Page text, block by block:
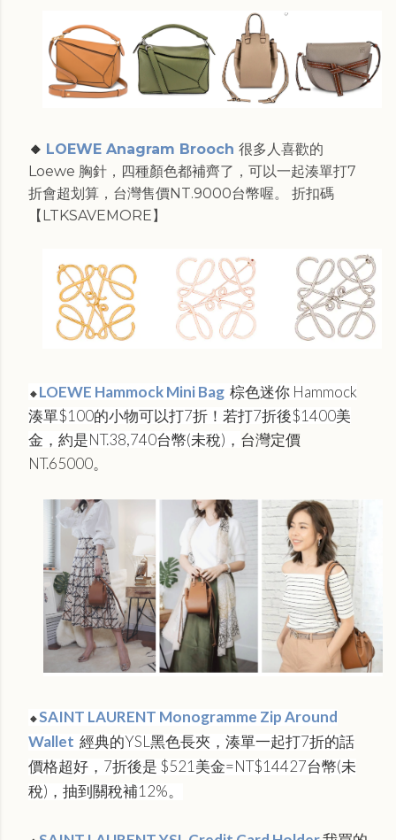
🔸 LOEWE Anagram Brooch 很多人喜歡的
Loewe 胸針，四種顏色都補齊了，可以一起湊單打7
折會超划算，台灣售價NT.9000台幣喔。 折扣碼
【LTKSAVEMORE】
🔸 LOEWE Hammock Mini Bag 棕色迷你 Hammock
湊單$100的小物可以打7折！若打7折後$1400美
金，約是NT.38,740台幣(未稅)， 台灣定價
NT.65000。
🔸SAINT LAURENT Monogramme Zip Around
Wallet 經典的YSL黑色長夾，湊單一起打7折的話
價格超好，7折後是 $521美金=NT$14427台幣(未
稅)，抽到關稅補12%。